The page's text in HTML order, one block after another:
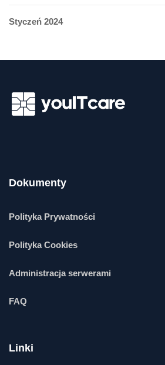
Styczeń 2024
Dokumenty
Polityka Prywatności
Polityka Cookies
Administracja serwerami
FAQ
Linki